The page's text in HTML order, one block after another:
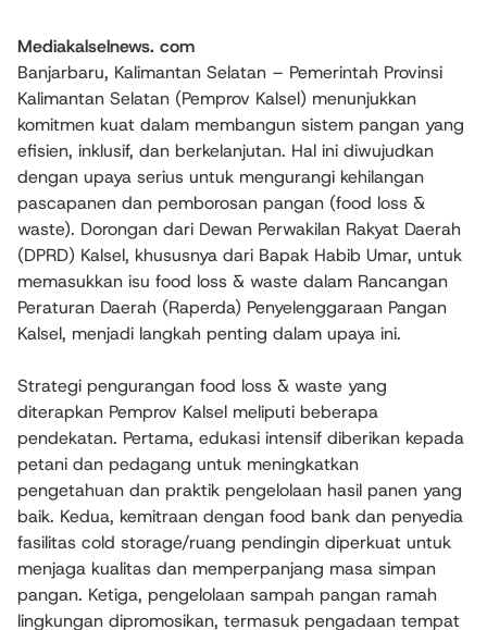
Mediakalselnews. com
Banjarbaru, Kalimantan Selatan – Pemerintah Provinsi
Kalimantan Selatan (Pemprov Kalsel) menunjukkan
komitmen kuat dalam membangun sistem pangan yang
efisien, inklusif, dan berkelanjutan. Hal ini diwujudkan
dengan upaya serius untuk mengurangi kehilangan
pascapanen dan pemborosan pangan (food loss &
waste). Dorongan dari Dewan Perwakilan Rakyat Daerah
(DPRD) Kalsel, khususnya dari Bapak Habib Umar, untuk
memasukkan isu food loss & waste dalam Rancangan
Peraturan Daerah (Raperda) Penyelenggaraan Pangan
Kalsel, menjadi langkah penting dalam upaya ini.
Strategi pengurangan food loss & waste yang
diterapkan Pemprov Kalsel meliputi beberapa
pendekatan. Pertama, edukasi intensif diberikan kepada
petani dan pedagang untuk meningkatkan
pengetahuan dan praktik pengelolaan hasil panen yang
baik. Kedua, kemitraan dengan food bank dan penyedia
fasilitas cold storage/ruang pendingin diperkuat untuk
menjaga kualitas dan memperpanjang masa simpan
pangan. Ketiga, pengelolaan sampah pangan ramah
lingkungan dipromosikan, termasuk pengadaan tempat